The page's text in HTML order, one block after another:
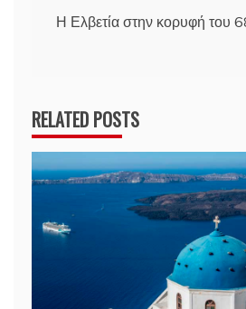
Η Ελβετία στην κορυφή του
RELATED POSTS